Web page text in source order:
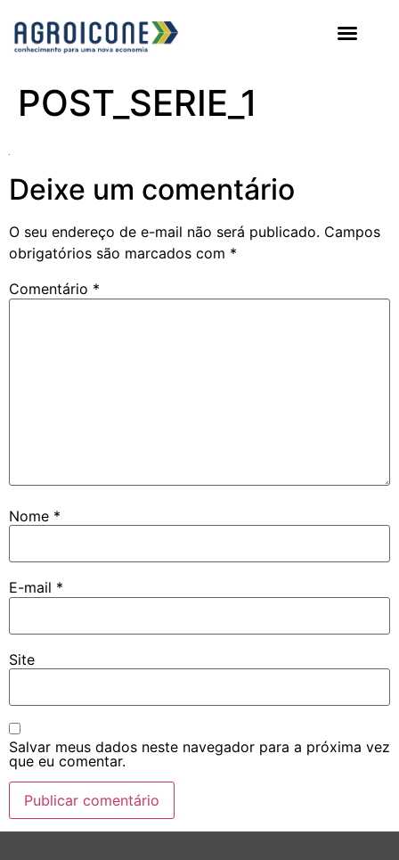
POST_SERIE_1
Deixe um comentário
O seu endereço de e-mail não será publicado. Campos
obrigatórios são marcados com *
Comentário *
Nome *
E-mail *
Site
Salvar meus dados neste navegador para a próxima vez
que eu comentar.